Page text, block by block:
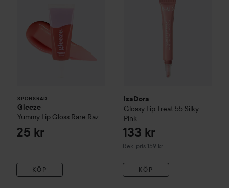
SPONSRAD
Gleeze
Yummy Lip Gloss Rare Raz
25 kr
KÖP
IsaDora
Glossy Lip Treat 55 Silky
Pink
133 kr
Rek. pris 159 kr
Rekommenderat pris 159 kr
KÖP